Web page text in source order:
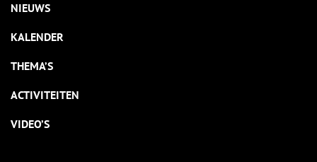
NIEUWS
KALENDER
THEMA’S
ACTIVITEITEN
VIDEO’S